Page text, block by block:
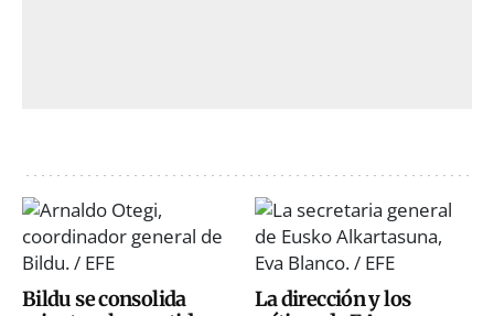
Bildu se consolida
La dirección y los